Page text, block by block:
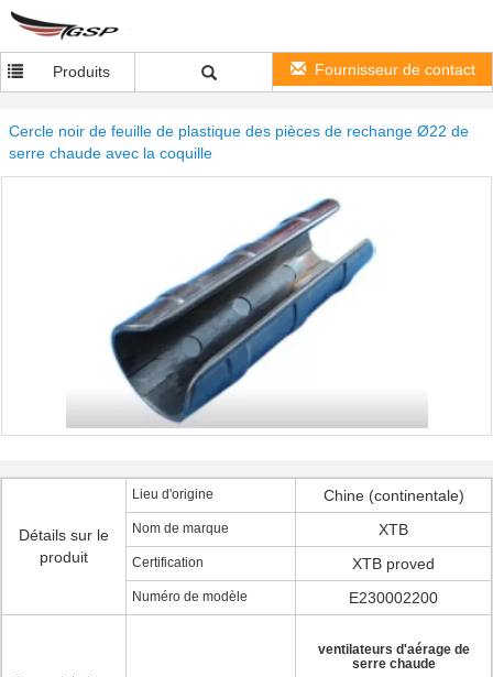
Produits Fournisseur de contact
Cercle noir de feuille de plastique des pièces de rechange Ø22 de
serre chaude avec la coquille
Détails sur le
produit
Lieu d'origine Chine (continentale)
Nom de marque XTB
Certification XTB proved
Numéro de modèle E230002200
ventilateurs d'aérage de
serre chaude